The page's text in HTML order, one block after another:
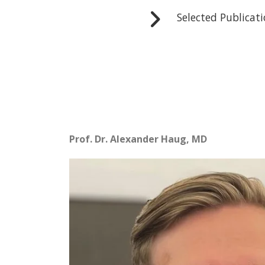
Selected
Prof. Dr. Alexander Haug, MD